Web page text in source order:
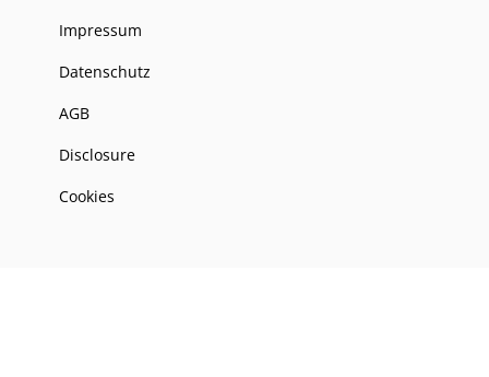
Impressum
Datenschutz
AGB
Disclosure
Cookies